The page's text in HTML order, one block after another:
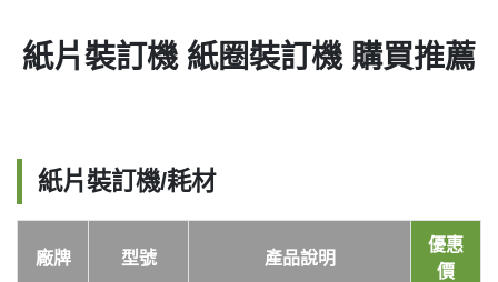
紙片裝訂機 紙圈裝訂機 購買推薦
紙片裝訂機/耗材
廠牌 型號 產品說明
優惠
價